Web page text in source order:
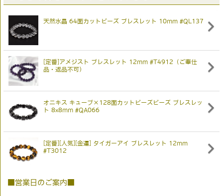
天然水晶 64面カットビーズ ブレスレット 10mm #QL137
[定番]アメジスト ブレスレット 12mm #T4912（ご奉仕
品・返品不可）
オニキス キューブ×128面カットビーズビーズ ブレスレッ
ト 8x8mm #QA066
[定番][人気][金運] タイガーアイ ブレスレット 12mm
#T3012
■営業日のご案内■